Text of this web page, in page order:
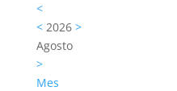
<
<2026 >
Agosto
>
Mes